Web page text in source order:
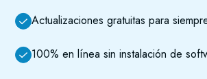
Actualizaciones gratuitas para
100% en línea sin instalación de